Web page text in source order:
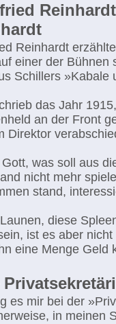
Reinhardt
einer der Bühnen
Schillers »Kabale
das Jahr
an der Front
Direktor
was soll aus
nicht mehr
stand,
diese
ist es aber
eine Menge Geld
es mir bei der
in meinen